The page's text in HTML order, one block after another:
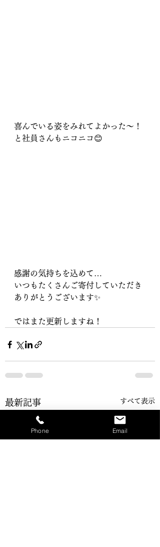
喜んでいる姿をみれてよかった～！
と社員さんもニコニコ😊
感謝の気持ちを込めて…
いつもたくさんご寄付していただき
ありがとうございます✨
ではまた更新しますね！
最新記事 すべて表示
Phone Email